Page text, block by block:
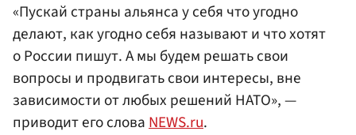
«Пускай страны альянса у себя что угодно
делают, как угодно себя называют и что хотят
о России пишут. А мы будем решать свои
вопросы и продвигать свои интересы, вне
зависимости от любых решений НАТО», —
приводит его словаNEWS.ru.